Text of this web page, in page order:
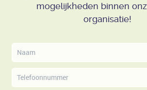
mogelijkheden binnen
organisatie!